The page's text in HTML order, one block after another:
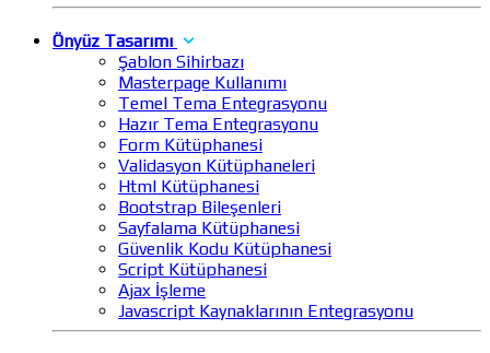
Önyüz Tasarımı
Şablon Sihirbazı
Masterpage Kullanımı
Temel Tema Entegrasyonu
Hazır Tema Entegrasyonu
Form Kütüphanesi
Validasyon Kütüphaneleri
Html Kütüphanesi
Bootstrap Bileşenleri
Sayfalama Kütüphanesi
Güvenlik Kodu Kütüphanesi
Script Kütüphanesi
Ajax İşleme
Javascript Kaynaklarının Entegrasyonu